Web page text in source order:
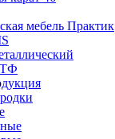
мебель Практик